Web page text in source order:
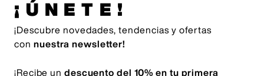
¡ÚNETE!
¡Descubre novedades, tendencias y ofertas
con nuestra newsletter!
¡Recibe un descuento del 10% en tu primera